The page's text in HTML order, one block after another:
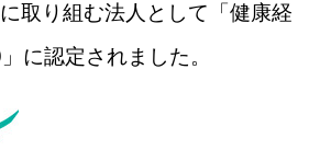
取り組む法人として「健康経
」に認定されました。